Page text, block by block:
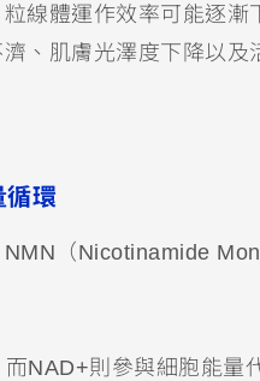
線體運作效率可能逐
、肌膚光澤度下降以
環
（Nicotinamide
NAD+則參與細胞能量